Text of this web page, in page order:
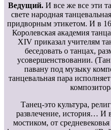
Ведущий.И все же все эти
свете народная
придворным этикетом. И в
Королевская академия
XIV приказал учителям
беседовать о танцах,
усовершенствовании.
павану под музыку
танцевальная пара
Танец-это культура,
развлечение, история… И
мостиком, от